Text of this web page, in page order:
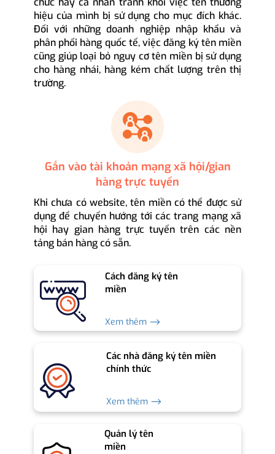
hiệu của mình bị sử dụng cho mục đích khác.
Đối với những doanh nghiệp nhập khẩu và
phân phối hàng quốc tế, việc đăng ký tên miền
cũng giúp loại bỏ nguy cơ tên miền bị sử dụng
cho hàng nhái, hàng kém chất lượng trên thị
trường.
Gắn vào tài khoản mạng xã hội/gian
hàng trực tuyến
Khi chưa có website, tên miền có thể được sử
dụng để chuyển hướng tới các trang mạng xã
hội hay gian hàng trực tuyến trên các nền
tảng bán hàng có sẵn.
Cách đăng ký tên
miền
Xem thêm ⟶
Các nhà đăng ký tên miền
chính thức
Xem thêm ⟶
Quản lý tên
miền